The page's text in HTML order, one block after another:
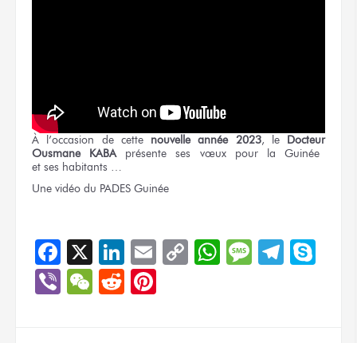
À l’occasion de cette nouvelleannée 2023, le Docteur
Ousmane KABAprésenteses vœuxpour
la Guinée
et ses habitants …
Une vidéo du PADES Guinée
Facebook
X LinkedIn
EmailCopyWhatsApp
Message
ViberWeChat
Reddit